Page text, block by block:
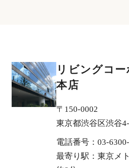
リビングコ
本店
〒150-0002
東京都渋谷区渋谷
電話番号：03-
最寄り駅：東京メ